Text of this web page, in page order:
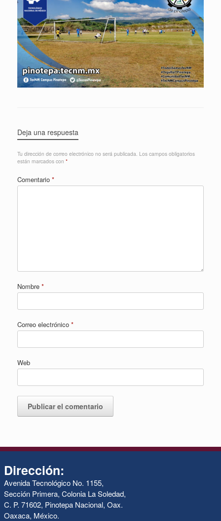
Deja una respuesta
Tu dirección de correo electrónico no será publicada. Los campos obligatorios
están marcados con *
Comentario *
Nombre *
Correo electrónico *
Web
Dirección:
Avenida Tecnológico No. 1155,
Sección Primera, Colonia La Soledad,
C. P. 71602, Pinotepa Nacional, Oax.
Oaxaca, México.